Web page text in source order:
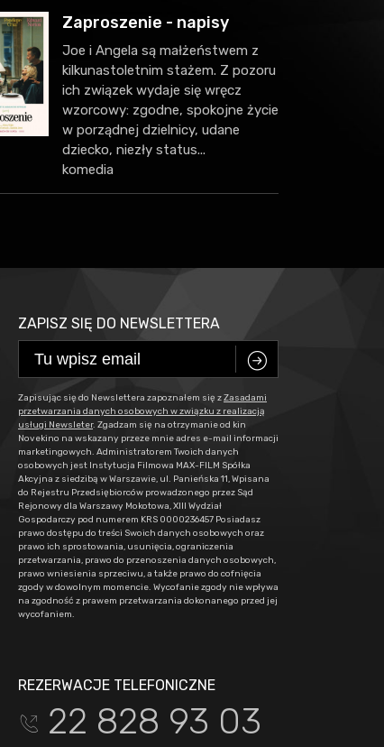
Zaproszenie - napisy
Joe i Angela są małżeństwem z
kilkunastoletnim stażem. Z pozoru
ich związek wydaje się wręcz
wzorcowy: zgodne, spokojne życie
w porządnej dzielnicy, udane
dziecko, niezły status...
komedia
ZAPISZ SIĘ DO NEWSLETTERA
C
Zapisując się do Newslettera zapoznałem się zZasadami
przetwarzania danych osobowych w związku z realizacją
usługi Newsleter. Zgadzam się na otrzymanie od kin
Novekino na wskazany przeze mnie adres e-mail informacji
marketingowych. Administratorem Twoich danych
osobowych jest Instytucja Filmowa MAX-FILM Spółka
Akcyjna z siedzibą w Warszawie, ul. Panieńska 11, Wpisana
do Rejestru Przedsiębiorców prowadzonego przez Sąd
Rejonowy dla Warszawy Mokotowa, XIII Wydział
Gospodarczy pod numerem KRS 0000236457 Posiadasz
prawo dostępu do treści Swoich danych osobowych oraz
prawo ich sprostowania, usunięcia, ograniczenia
przetwarzania, prawo do przenoszenia danych osobowych,
prawo wniesienia sprzeciwu, a także prawo do cofnięcia
zgody w dowolnym momencie. Wycofanie zgody nie wpływa
na zgodność z prawem przetwarzania dokonanego przed jej
wycofaniem.
REZERWACJE TELEFONICZNE
t 22 828 93 03